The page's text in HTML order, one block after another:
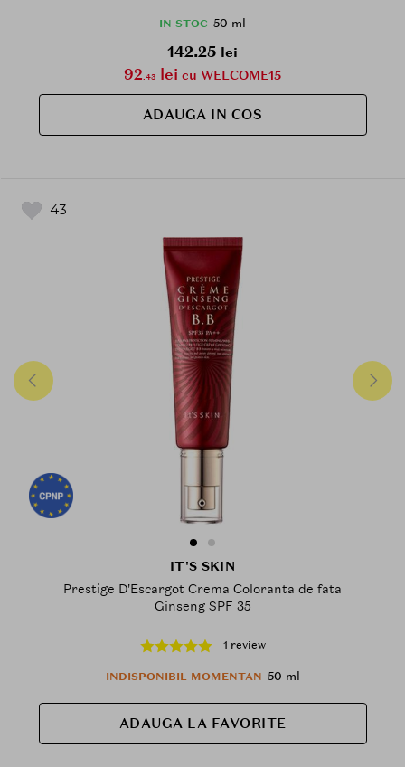
IN STOC 50 ml
142.25 lei
92.43 lei cu WELCOME15
ADAUGA IN COS
43
IT'S SKIN
Prestige D'Escargot Crema Coloranta de fata
Ginseng SPF 35
1 review
INDISPONIBIL MOMENTAN 50 ml
ADAUGA LA FAVORITE